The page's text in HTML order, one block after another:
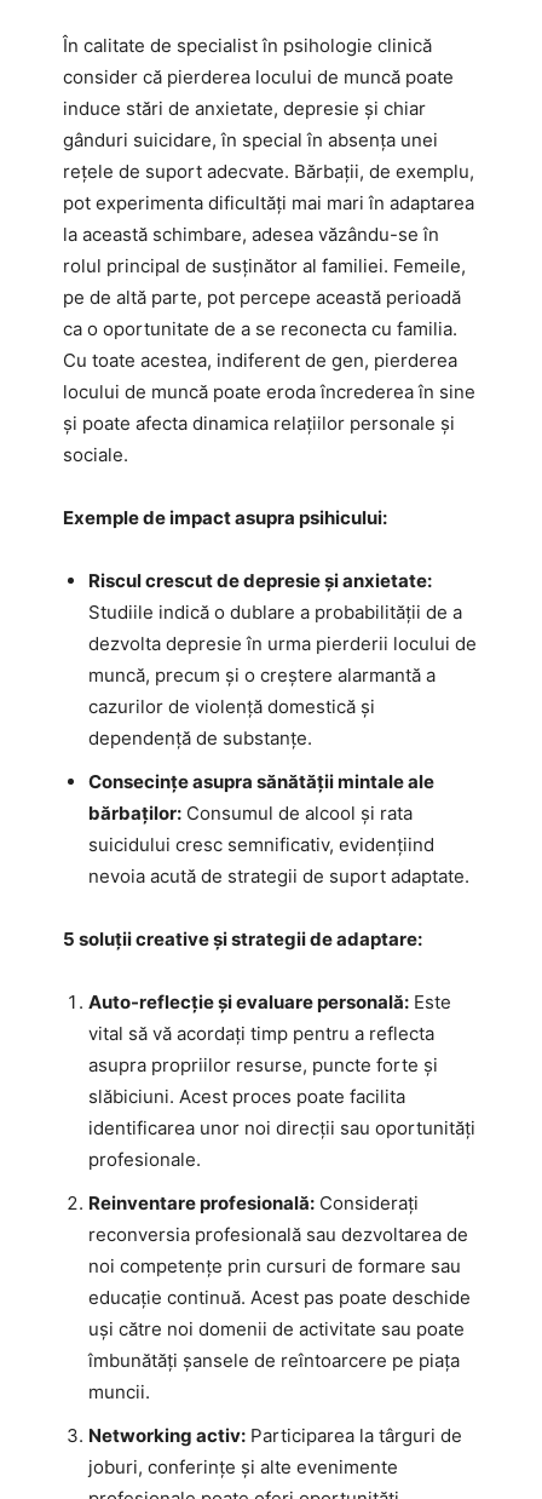
În calitate de specialist în psihologie clinică
consider că pierderea locului de muncă poate
induce stări de anxietate, depresie și chiar
gânduri suicidare, în special în absența unei
rețele de suport adecvate. Bărbații, de exemplu,
pot experimenta dificultăți mai mari în adaptarea
la această schimbare, adesea văzându-se în
rolul principal de susținător al familiei. Femeile,
pe de altă parte, pot percepe această perioadă
ca o oportunitate de a se reconecta cu familia.
Cu toate acestea, indiferent de gen, pierderea
locului de muncă poate eroda încrederea în sine
și poate afecta dinamica relațiilor personale și
sociale.
Exemple de impact asupra psihicului:
Riscul crescut de depresie și anxietate:
Studiile indică o dublare a probabilității de a
dezvolta depresie în urma pierderii locului de
muncă, precum și o creștere alarmantă a
cazurilor de violență domestică și
dependență de substanțe.
Consecințe asupra sănătății mintale ale
bărbaților: Consumul de alcool și rata
suicidului cresc semnificativ, evidențiind
nevoia acută de strategii de suport adaptate.
5 soluții creative și strategii de adaptare:
Auto-reflecție și evaluare personală: Este
vital să vă acordați timp pentru a reflecta
asupra propriilor resurse, puncte forte și
slăbiciuni. Acest proces poate facilita
identificarea unor noi direcții sau oportunități
profesionale.
Reinventare profesională: Considerați
reconversia profesională sau dezvoltarea de
noi competențe prin cursuri de formare sau
educație continuă. Acest pas poate deschide
uși către noi domenii de activitate sau poate
îmbunătăți șansele de reîntoarcere pe piața
muncii.
Networking activ: Participarea la târguri de
joburi, conferințe și alte evenimente